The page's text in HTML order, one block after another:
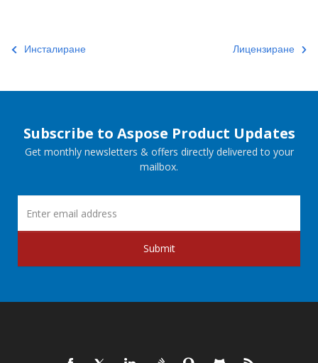
Инсталиране Лицензиране
Subscribe to Aspose Product Updates
Get monthly newsletters & offers directly delivered to your
mailbox.
Submit